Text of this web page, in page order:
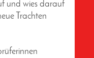
und wies darauf
Trachten